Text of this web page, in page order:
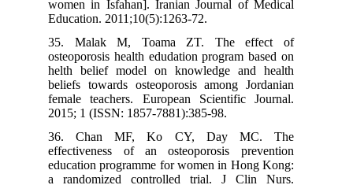
women in Isfahan]. Iranian Journal of Medical
Education. 2011;10(5):1263-72.
35. Malak M, Toama ZT. The effect of
osteoporosis health edudation program based on
helth belief model on knowledge and health
beliefs towards osteoporosis among Jordanian
female teachers. European Scientific Journal.
2015; 1 (ISSN: 1857-7881):385-98.
36. Chan MF, Ko CY, Day MC. The
effectiveness of an osteoporosis prevention
education programme for women in Hong Kong:
a randomized controlled trial. J Clin Nurs.